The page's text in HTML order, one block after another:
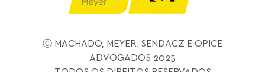
Ⓒ MACHADO, MEYER, SENDACZ E OPICE
ADVOGADOS 2025